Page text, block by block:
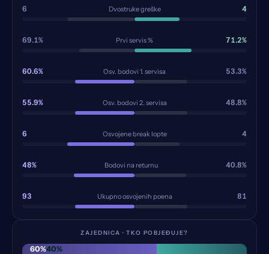
6 Dvostruke greške 4
69.1% Prvi servis % 71.2%
60.6% Osv. bodovi 1. servisa 53.3%
55.9% Osv. bodovi 2. servisa 48.8%
6 Osvojene break lopte 4
48% Bodovi na returnu 40.8%
93 Ukupno osvojenih poena 81
ZAJEDNICA · TKO POBJEĐUJE?
60%40%